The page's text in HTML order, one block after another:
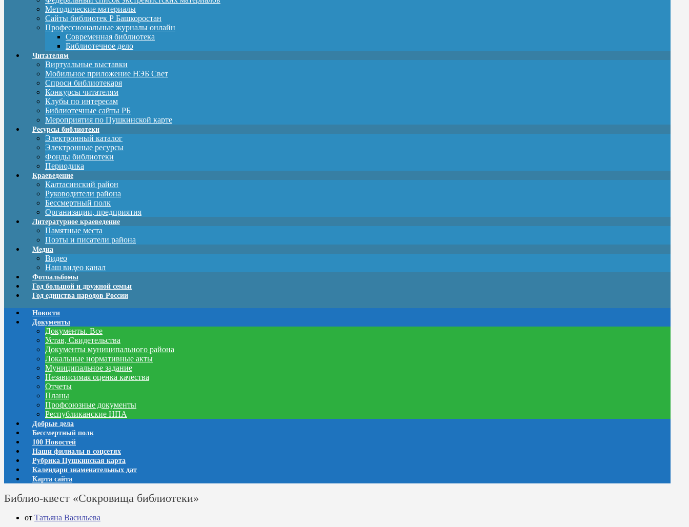
Методические материалы
Сайты библиотек Р Башкоростан
Профессиональные журналы онлайн
Современная библиотека
Библиотечное дело
Читателям
Виртуальные выставки
Мобильное приложение НЭБ Свет
Спроси библиотекаря
Конкурсы читателям
Клубы по интересам
Библиотечные сайты РБ
Мероприятия по Пушкинской карте
Ресурсы библиотеки
Электронный каталог
Электронные ресурсы
Фонды библиотеки
Периодика
Краеведение
Калтасинский район
Руководители района
Бессмертный полк
Организации, предприятия
Литературное краеведение
Памятные места
Поэты и писатели района
Медиа
Видео
Наш видео канал
Фотоальбомы
Год большой и дружной семьи
Год единства народов России
Новости
Документы
Документы. Все
Устав, Свидетельства
Документы муниципального района
Локальные нормативные акты
Муниципальное задание
Независимая оценка качества
Отчеты
Планы
Профсоюзные документы
Республиканские НПА
Добрые дела
Бессмертный полк
100 Новостей
Наши филиалы в соцсетях
Рубрика Пушкинская карта
Календари знаменательных дат
Карта сайта
Библио-квест «Сокровища библиотеки»
от Татьяна Васильева